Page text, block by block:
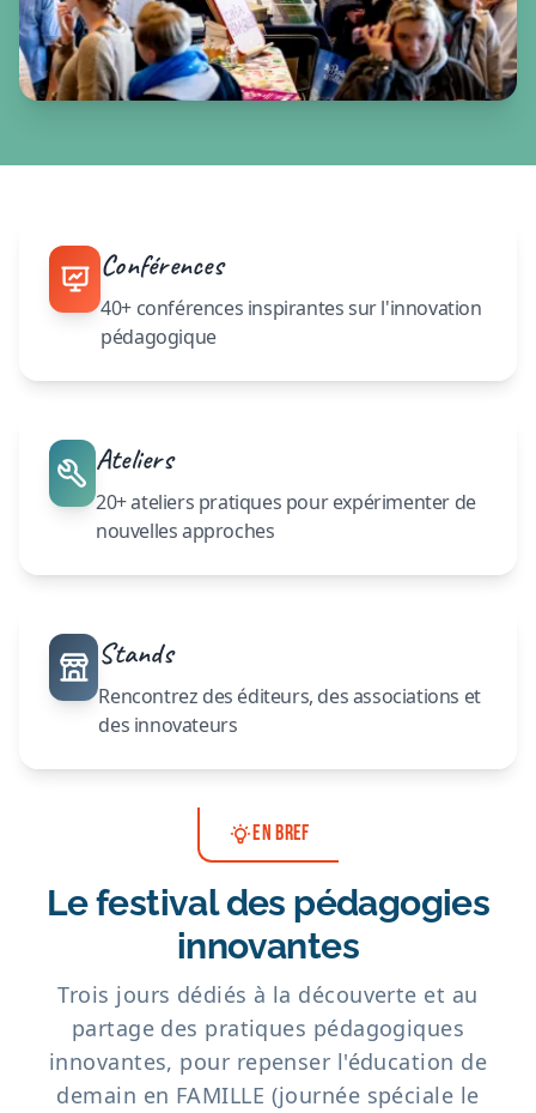
Conférences
40+ conférences inspirantes sur l'innovation
pédagogique
Ateliers
20+ ateliers pratiques pour expérimenter de
nouvelles approches
Stands
Rencontrez des éditeurs, des associations et
des innovateurs
EN BREF
Le festival des pédagogies
innovantes
Trois jours dédiés à la découverte et au
partage des pratiques pédagogiques
innovantes, pour repenser l'éducation de
demain en FAMILLE (journée spéciale le